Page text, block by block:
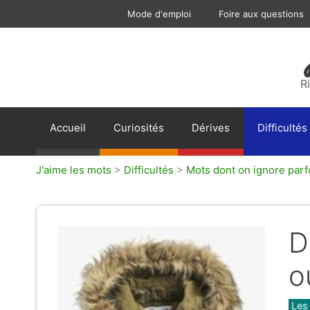
Mode d'emploi Foire aux questions
Accueil Curiosités Dérives Difficultés
J'aime les mots > Difficultés > Mots dont on ignore